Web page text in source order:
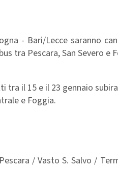
- Bari/Lecce saranno
tra Pescara, San Severo e
tra il 15 e il 23 gennaio
e Foggia.
/ Vasto S. Salvo /